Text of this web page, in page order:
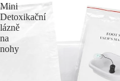
Mini
Detoxikační
lázně
na
nohy